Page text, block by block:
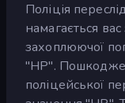
Поліція
намагається
захоплюючої
"HP".
поліцейської